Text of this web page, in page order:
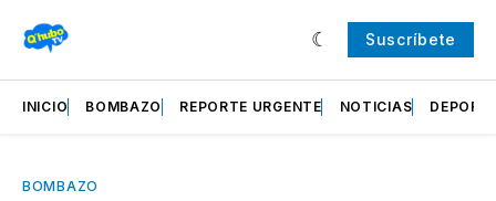
Suscríbete
INICIO BOMBAZO REPORTE URGENTE NOTICIAS
BOMBAZO